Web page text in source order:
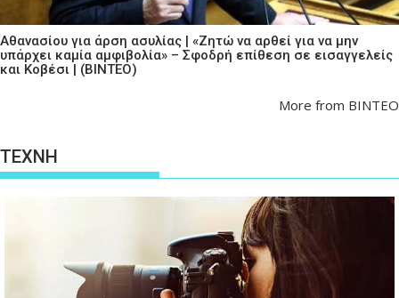
Αθανασίου για άρση ασυλίας | «Ζητώ να αρθεί για να μην
υπάρχει καμία αμφιβολία» – Σφοδρή επίθεση σε εισαγγελείς
και Κοβέσι | (ΒΙΝΤΕΟ)
More from ΒΙΝΤΕΟ
ΤΕΧΝΗ